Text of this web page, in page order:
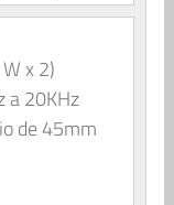
x 2)
a 20KHz
de 45mm